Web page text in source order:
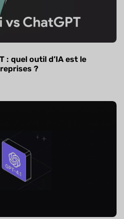
: quel outil d’IA est le
?